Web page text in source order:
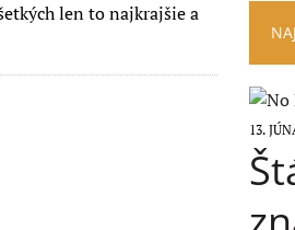
len to najkrajšie a
13.